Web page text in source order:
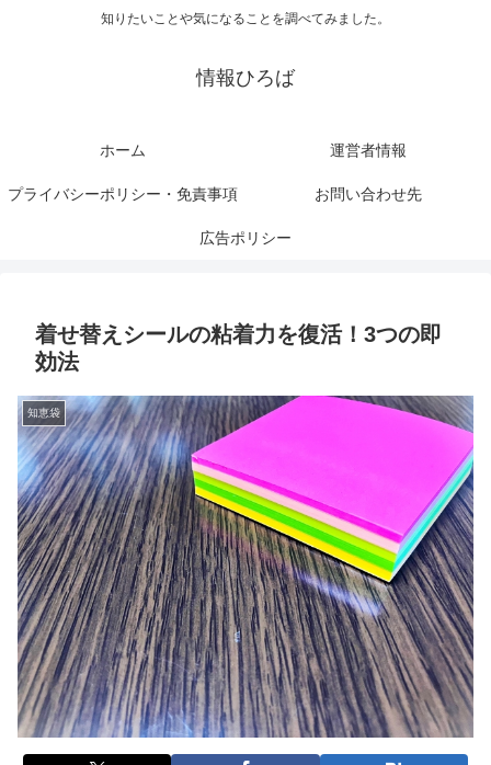
知りたいことや気になることを調べてみました。
情報ひろば
ホーム 運営者情報
プライバシーポリシー・免責事項 お問い合わせ先
広告ポリシー
着せ替えシールの粘着力を復活！3つの即
効法
知恵袋